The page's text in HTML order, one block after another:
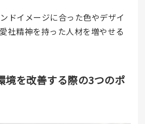
ドイメージに合った色やデザイ
社精神を持った人材を増やせる
境を改善する際の3つのポ